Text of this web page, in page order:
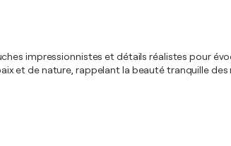
impressionnistes et détails réalistes pour
et de nature, rappelant la beauté tranquille des